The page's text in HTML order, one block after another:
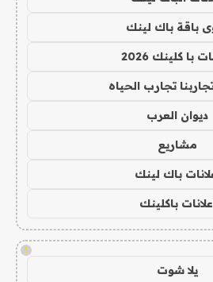
باقة باك لينك
با كلينك 2026
تجارب الحياه
ديوان العرب
مشاريع
باك لينك
باكلينك
!
يلا شوت